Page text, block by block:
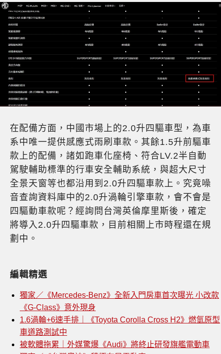
在配備方面，中國市場上的2.0升四驅車型，為車
系中唯一提供感應式雨刷車款。其餘1.5升前驅車
款上的配備，諸如跑車化座椅、符合LV.2半自動
駕駛輔助標準的行車安全輔助系統，與超大尺寸
全景天窗等也都沿用到2.0升四驅車款上。究竟噪
音查詢資料庫中的2.0升渦輪引擎車款，會不會是
四驅動車款呢？經詢問台灣英倫摩里斯後，確定
將導入2.0升四驅車款，目前相關上市時程還在規
劃中。
編輯精選
獨家／《Mercedes-Benz》全新入門房車首次曝光 小改款
《G-Class》意外現身
1.6渦輪+6速手排｜《Toyota Corolla Cross H2》燃氫原型
車道路測試中
被軟體拖累｜外媒驚爆《Audi》將終止研發旗艦電動車